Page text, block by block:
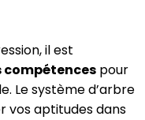
il est
compétences pour
Le système d’arbre
vos aptitudes dans